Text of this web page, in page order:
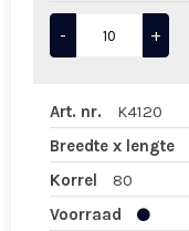
- +
Art. nr.
K4120
Breedte x lengte
Korrel
80
Voorraad